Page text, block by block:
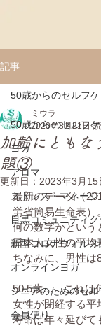
記事
50歳からのセルフ
ヨガ
アロマ
ストレス・マネージ
目黒コミュニティク
新型コロナウィルス
オンラインヨガ
シニアのためのセ
会員便り
50歳からのセルフ
加齢にともな
題③
ミウラ
2020年8月21日
更新日： 2023年3月15
最新のデータ（
労省簡易生命表）。
何の数字かという
日本人女性の平均
ちなみに、男性は
50.5歳……これは
女性が閉経する平
寿命は年々延びて